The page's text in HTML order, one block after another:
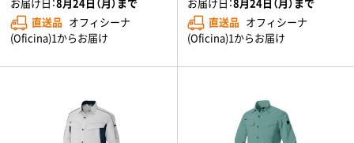
お届け日：8月24日（月）まで
直送品 オフィシーナ
(Oficina)1からお届け
お届け日：8月24日（月）まで
直送品 オフィシーナ
(Oficina)1からお届け